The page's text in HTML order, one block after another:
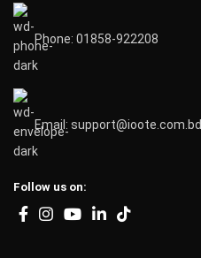
Phone: 01858-922208
Email: support@ioote.com.bd
Follow us on: